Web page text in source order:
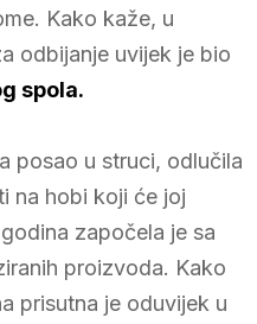
Kako kaže, u
odbijanje uvijek je bio
spola.
posao u struci, odlučila
na hobi koji će joj
započela je sa
proizvoda. Kako
prisutna je oduvijek u